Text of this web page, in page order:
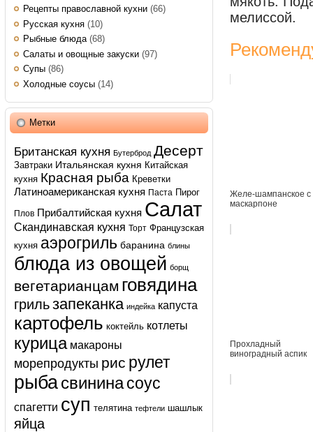
Рецепты православной кухни (66)
Русская кухня (10)
Рыбные блюда(68)
Салаты и овощные закуски (97)
Супы (86)
Холодные соусы (14)
Метки
Британская кухня Бутерброд Десерт
Завтраки Итальянская кухня Китайская
кухня Красная рыба Креветки
Латиноамериканская кухня Паста Пирог
Плов Прибалтийская кухня Салат
Скандинавская кухня Торт Французская
кухня аэрогриль баранина блины
блюда из овощей борщ
вегетарианцам говядина
грильзапеканка индейка капуста
картофель коктейль котлеты
курица макароны
морепродукты рис рулет
рыбасвининасоус
спагетти суп телятина тефтели шашлык
яйца
мелиссой.
Желе-шампанское с
маскарпоне
Прохладный
виноградный аспик